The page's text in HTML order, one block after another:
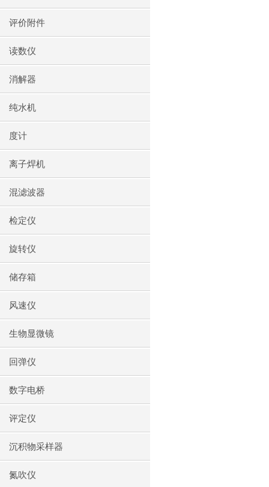
评价附件
读数仪
消解器
纯水机
度计
离子焊机
混滤波器
检定仪
旋转仪
储存箱
风速仪
生物显微镜
回弹仪
数字电桥
评定仪
沉积物采样器
氮吹仪